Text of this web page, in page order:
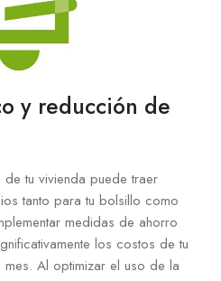
y reducción de
tu vivienda puede traer
tanto para tu bolsillo ⁣como
medidas de ahorro
los costos ⁤de tu
Al‌ optimizar‍ el uso‌ de la